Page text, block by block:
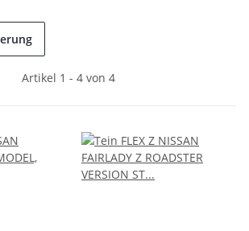
Artikel 1 - 4 von 4